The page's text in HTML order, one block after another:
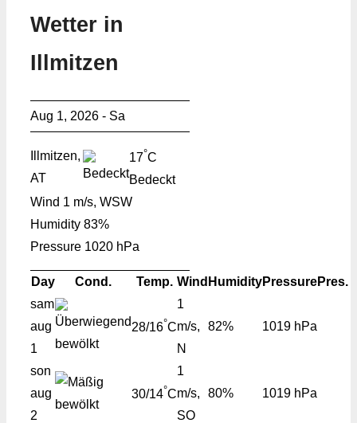
Wetter in
Illmitzen
Aug 1, 2026 - Sa
Illmitzen,
AT
17°C
Bedeckt
Wind 1 m/s, WSW
Humidity 83%
Pressure 1020 hPa
Day Cond. Temp. Wind HumidityPressurePres.
sam
aug
1
28/16°C
1
m/s,
N
82% 1019 hPa
son
aug
2
30/14°C
1
m/s,
SO
80% 1019 hPa